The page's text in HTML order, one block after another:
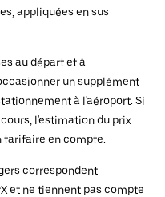
appliquées en sus
au départ et à
un supplément
à l'aéroport. Si
l'estimation du prix
tarifaire en compte.
correspondent
et ne tiennent pas compte